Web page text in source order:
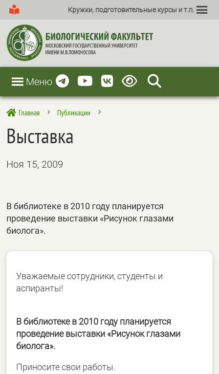
Кружки, подготовительные курсы и т.п.
Меню
 Главная 5 Публикации 5
Выставка
Ноя 15, 2009
В библиотеке в 2010 году планируется
проведение выставки «Рисунок глазами
биолога».
Уважаемые сотрудники, студенты и
аспиранты!
В библиотеке в 2010 году планируется
проведение выставки «Рисунок глазами
биолога».
Приносите свои работы.